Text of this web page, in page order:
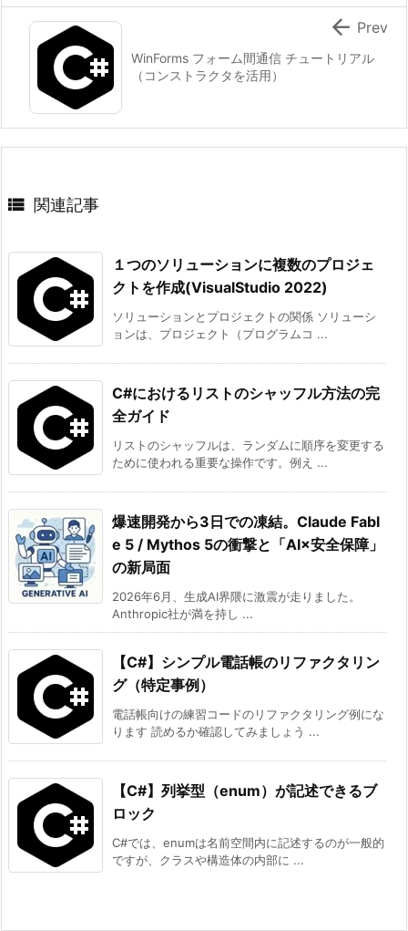
WinForms フォーム間通信 チュートリアル
（コンストラクタを活用）
 Prev
 関連記事
１つのソリューションに複数のプロジェ
クトを作成(VisualStudio 2022)
ソリューションとプロジェクトの関係 ソリューシ
ョンは、プロジェクト（プログラムコ ...
C#におけるリストのシャッフル方法の完
全ガイド
リストのシャッフルは、ランダムに順序を変更する
ために使われる重要な操作です。例え ...
爆速開発から3日での凍結。Claude Fabl
e 5 / Mythos 5の衝撃と「AI×安全保障」
の新局面
2026年6月、生成AI界隈に激震が走りました。
Anthropic社が満を持し ...
【C#】シンプル電話帳のリファクタリン
グ（特定事例）
電話帳向けの練習コードのリファクタリング例にな
ります 読めるか確認してみましょう ...
【C#】列挙型（enum）が記述できるブ
ロック
C#では、enumは名前空間内に記述するのが一般的
ですが、クラスや構造体の内部に ...